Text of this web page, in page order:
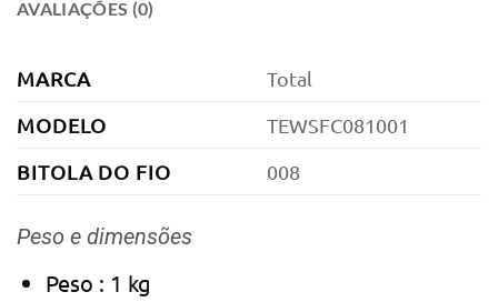
AVALIAÇÕES (0)
MARCA
Total
MODELO
TEWSFC081001
BITOLA DO FIO
008
Peso e dimensões
Peso : 1 kg